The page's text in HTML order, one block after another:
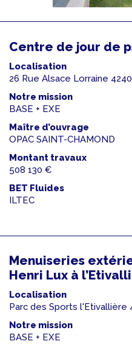
Centre de jour de
Localisation
26 Rue Alsace Lorraine
Notre mission
BASE + EXE
Maître d’ouvrage
OPAC SAINT-CHAMOND
Montant travaux
508 130 €
BET Fluides
ILTEC
Menuiseries
Henri Lux à
Localisation
Parc des Sports l'Etivallière
Notre mission
BASE + EXE